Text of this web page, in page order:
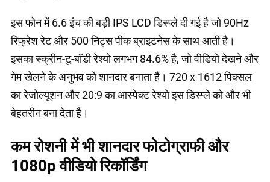
इस फोन में 6.6 इंच की बड़ी IPS LCD डिस्प्ले दी गई है जो 90Hz
रिफ्रेश रेट और 500 निट्स पीक ब्राइटनेस के साथ आती है।
इसका स्क्रीन-टू-बॉडी रेश्यो लगभग 84.6% है, जो वीडियो देखने और
गेम खेलने के अनुभव को शानदार बनाता है। 720 x 1612 पिक्सल
का रेजोल्यूशन और 20:9 का आस्पेक्ट रेश्यो इस डिस्प्ले को और भी
बेहतरीन बना देता है।
कम रोशनी में भी शानदार फोटोग्राफी और
1080p वीडियो रिकॉर्डिंग